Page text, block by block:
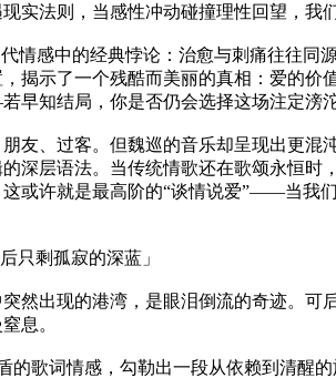
法则，当感性冲动碰撞理性回望，我
情感中的经典悖论：治愈与刺痛往往同
示了一个残酷而美丽的真相：爱的价
早知结局，你是否仍会选择这场注定滂
友、过客。但魏巡的音乐却呈现出更
深层语法。当传统情歌还在歌颂永恒
或许就是最高阶的“谈情说爱”——当我
只剩孤寂的深蓝」
然出现的港湾，是眼泪倒流的奇迹。
息。
的歌词情感，勾勒出一段从依赖到清醒